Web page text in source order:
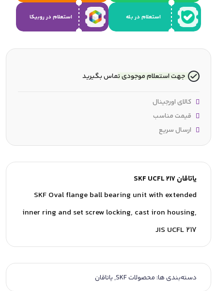
استعلام در بله استعلام در روبیکا
یاتاقان SKF UCFL 217
SKF Oval flange ball bearing unit with extended
inner ring and set screw locking, cast iron housing,
JIS UCFL 217
دسته‌بندی ها: محصولات SKF ,یاتاقان
جهت استعلام موجودی تماس بگیرید
کالای اورجینال
قیمت مناسب
ارسال سریع